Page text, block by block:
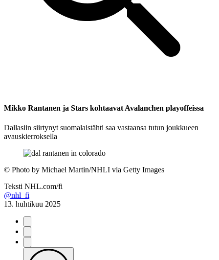
Mikko Rantanen ja Stars kohtaavat Avalanchen playoffeissa
Dallasiin siirtynyt suomalaistähti saa vastaansa tutun joukkueen
avauskierroksella
© Photo by Michael Martin/NHLI via Getty Images
Teksti NHL.com/fi
@nhl_fi
13. huhtikuu 2025